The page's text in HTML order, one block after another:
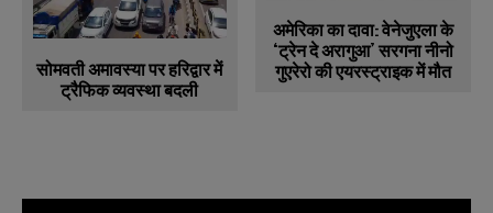
सोमवती अमावस्या पर हरिद्वार में
ट्रैफिक व्यवस्था बदली
अमेरिका का दावा: वेनेजुएला के
‘ट्रेन दे अरागुआ’ सरगना नीनो
गुएरेरो की एयरस्ट्राइक में मौत